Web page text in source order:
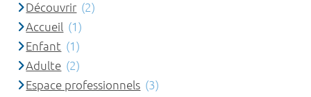
Découvrir (2)
Accueil (1)
Enfant (1)
Adulte (2)
Espace professionnels (3)